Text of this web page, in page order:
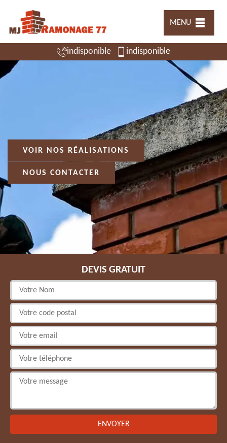
MENU
indisponible indisponible
VOIR NOS RÉALISATIONS
NOUS CONTACTER
DEVIS GRATUIT